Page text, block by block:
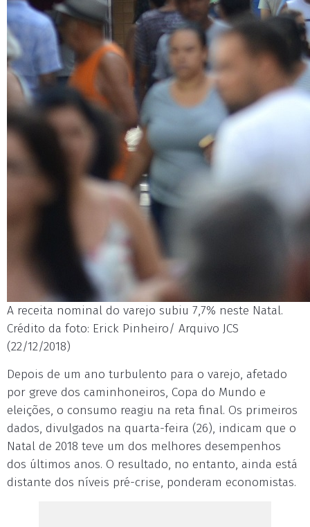
A receita nominal do varejo subiu 7,7% neste Natal.
Crédito da foto: Erick Pinheiro/ Arquivo JCS
(22/12/2018)
Depois de um ano turbulento para o varejo, afetado
por greve dos caminhoneiros, Copa do Mundo e
eleições, o consumo reagiu na reta final. Os primeiros
dados, divulgados na quarta-feira (26), indicam que o
Natal de 2018 teve um dos melhores desempenhos
dos últimos anos. O resultado, no entanto, ainda está
distante dos níveis pré-crise, ponderam economistas.